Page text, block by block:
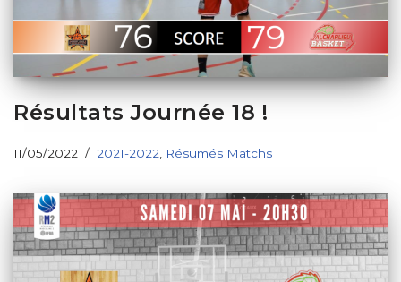
Résultats Journée 18 !
11/05/2022 2021-2022 Résumés Matchs